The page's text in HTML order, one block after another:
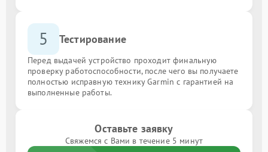
5 Тестирование
Перед выдачей устройство проходит финальную
проверку работоспособности, после чего вы получаете
полностью исправную технику Garmin с гарантией на
выполненные работы.
Оставьте заявку
Свяжемся с Вами в течение 5 минут